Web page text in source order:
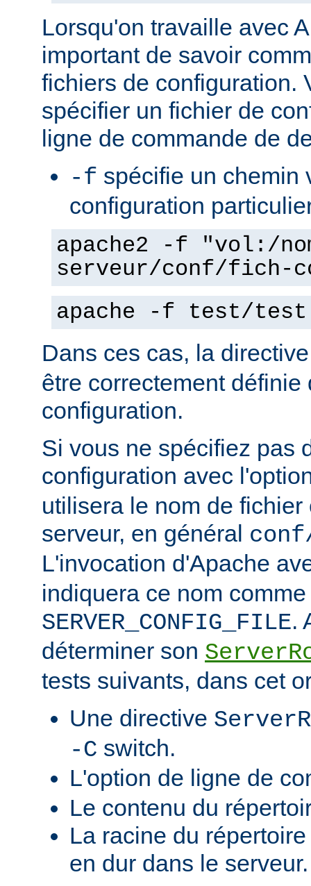
Lorsqu'on travaille avec
important de savoir
fichiers de configuration.
spécifier un fichier de
ligne de commande de
-f spécifie un chemin
configuration
apache2 -f "vol:/
serveur/conf/fich-
apache -f test/
Dans ces cas, la
être correctement
configuration.
Si vous ne spécifiez pas
configuration avec
utilisera le nom de
serveur, en général
L'invocation d'Apache
indiquera ce nom
SERVER_CONFIG_FILE.
déterminer son
tests suivants, dans cet
Une directive
-C switch.
L'option de ligne de
Le contenu du
La racine du
en dur dans le serveur.